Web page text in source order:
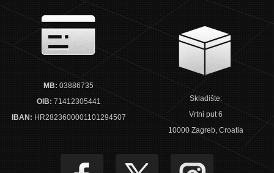
MB: 03886735
OIB: 71412305441
IBAN: HR2823600001101294507
Skladište:
Vrtni put 6
10000 Zagreb, Croatia